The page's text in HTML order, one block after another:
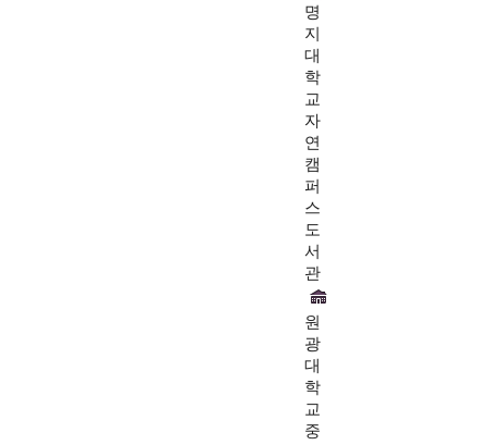
명
지
대
학
교
자
연
캠
퍼
스
도
서
관
원
광
대
학
교
중